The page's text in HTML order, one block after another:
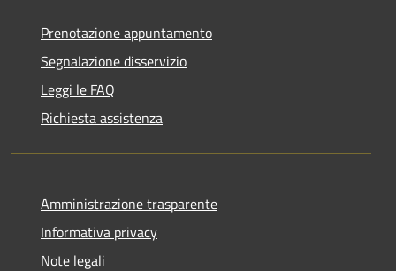
Prenotazione appuntamento
Segnalazione disservizio
Leggi le FAQ
Richiesta assistenza
Amministrazione trasparente
Informativa privacy
Note legali